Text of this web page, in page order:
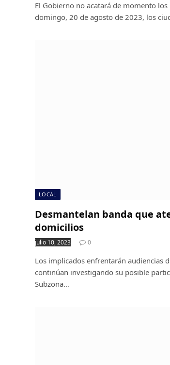
El Gobierno no acatará de momento
domingo, 20 de agosto de 2023, los
LOCAL
Desmantelan banda que
domicilios
julio 10, 2023 0
Los implicados enfrentarán audiencias
continúan investigando su posible
Subzona…